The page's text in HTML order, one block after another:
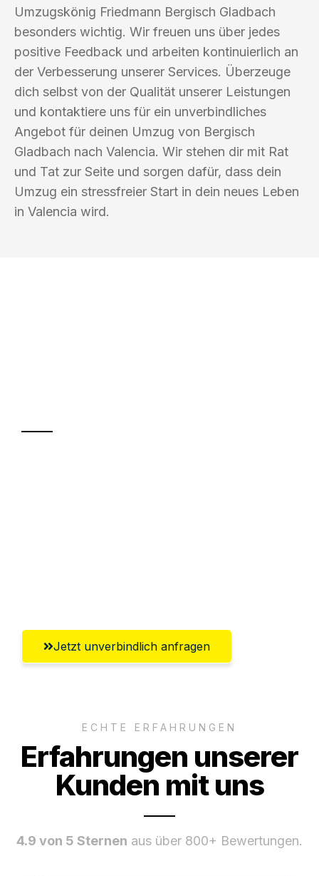
Umzugskönig Friedmann Bergisch Gladbach
besonders wichtig. Wir freuen uns über jedes
positive Feedback und arbeiten kontinuierlich an
der Verbesserung unserer Services. Überzeuge
dich selbst von der Qualität unserer Leistungen
und kontaktiere uns für ein unverbindliches
Angebot für deinen Umzug von Bergisch
Gladbach nach Valencia. Wir stehen dir mit Rat
und Tat zur Seite und sorgen dafür, dass dein
Umzug ein stressfreier Start in dein neues Leben
in Valencia wird.
Jetzt unverbindlich anfragen
ECHTE ERFAHRUNGEN
Erfahrungen unserer
Kunden mit uns
4.9 von 5 Sternen aus über 800+ Bewertungen.